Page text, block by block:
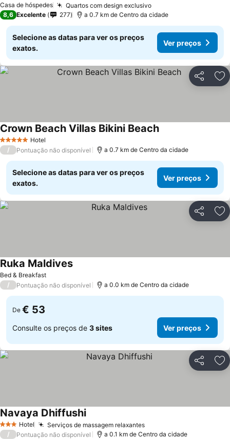
Casa de hóspedes Quartos com design exclusivoVer preços
8,6 Excelente 277 a 0.7 km de Centro da cidade
Selecione as datas para ver os preços
exatos.
Ver preços
Partilhar
5 Estrelas Hotel
Crown Beach Villas Bikini BeachVer preços
/ Pontuação não disponível a 0.7 km de Centro da cidade
Selecione as datas para ver os preços
exatos.
Ver preços
Partilhar
Bed & Breakfast
Ruka MaldivesVer preços
/ Pontuação não disponível a 0.0 km de Centro da cidade
De € 53
Consulte os preços de 3 sites Ver preços
Partilhar
3 EstrelasHotel Serviços de massagem relaxantesVer preços
Navaya DhiffushiVer preços
/ Pontuação não disponível a 0.1 km de Centro da cidade